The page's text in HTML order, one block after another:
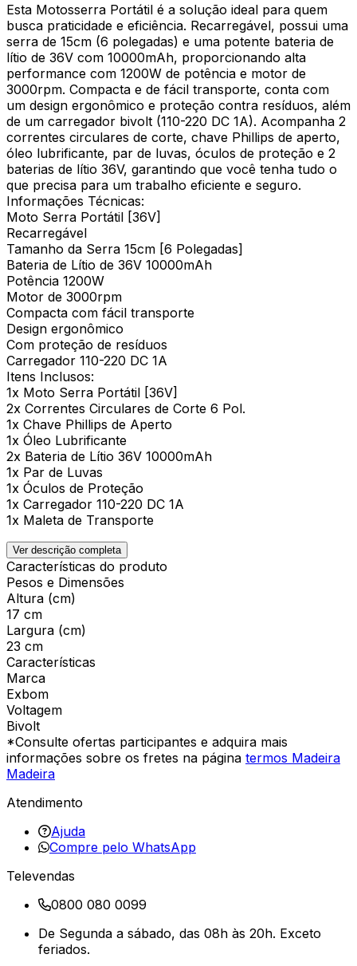
Esta Motosserra Portátil é a solução ideal para quem
busca praticidade e eficiência. Recarregável, possui uma
serra de 15cm (6 polegadas) e uma potente bateria de
lítio de 36V com 10000mAh, proporcionando alta
performance com 1200W de potência e motor de
3000rpm. Compacta e de fácil transporte, conta com
um design ergonômico e proteção contra resíduos, além
de um carregador bivolt (110-220 DC 1A). Acompanha 2
correntes circulares de corte, chave Phillips de aperto,
óleo lubrificante, par de luvas, óculos de proteção e 2
baterias de lítio 36V, garantindo que você tenha tudo o
que precisa para um trabalho eficiente e seguro.
Informações Técnicas:
Moto Serra Portátil [36V]
Recarregável
Tamanho da Serra 15cm [6 Polegadas]
Bateria de Lítio de 36V 10000mAh
Potência 1200W
Motor de 3000rpm
Compacta com fácil transporte
Design ergonômico
Com proteção de resíduos
Carregador 110-220 DC 1A
Itens Inclusos:
1x Moto Serra Portátil [36V]
2x Correntes Circulares de Corte 6 Pol.
1x Chave Phillips de Aperto
1x Óleo Lubrificante
2x Bateria de Lítio 36V 10000mAh
1x Par de Luvas
1x Óculos de Proteção
1x Carregador 110-220 DC 1A
1x Maleta de Transporte
Ver descrição completa
Características do produto
Pesos e Dimensões
Altura (cm)
17 cm
Largura (cm)
23 cm
Características
Marca
Exbom
Voltagem
Bivolt
*Consulte ofertas participantes e adquira mais
informações sobre os fretes na página termos Madeira
Madeira
Atendimento
Ajuda
Compre pelo WhatsApp
Televendas
0800 080 0099
De Segunda a sábado, das 08h às 20h. Exceto
feriados.